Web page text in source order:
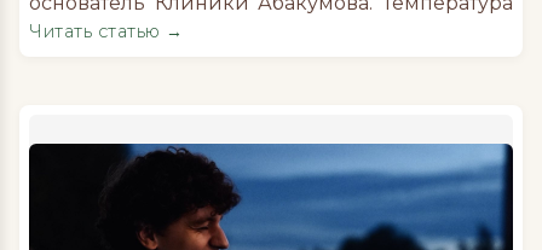
37–37, 5 °С без кашля, насморка или боли часто
откладывая визит к врачу, считая, что
организм «просто немного перегрелся» или
«борется с чем-то легким». Однако
Читать статью →